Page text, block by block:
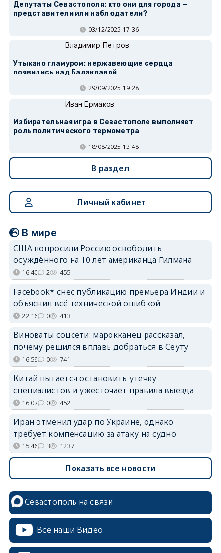
Депутаты Севастополя: кто они для города —
представители или наблюдатели?
03/12/2025 17:36
Владимир Петров
Утыкано гламуром: нержавеющие сердца
появились над Балаклавой
29/09/2025 19:28
Иван Ермаков
Избирательная игра в Севастополе выполняет
роль политического термометра
18/08/2025 13:48
В раздел
Личный кабинет
В мире
США попросили Россию освободить
осуждённого на 10 лет американца Гилмана
16:40 2 455
Facebook* снёс публикацию премьера Индии и
объяснил всё технической ошибкой
22:16 0 413
Виноваты соцсети: марокканец рассказал,
почему решился вплавь добраться в Сеуту
16:59 0 741
Китай пытается остановить утечку
специалистов и ужесточает правила выезда
16:07 0 452
Иран отменил удар по Украине, однако
требует компенсацию за атаку на судно
15:46 3 1237
Показать все новости
Севастополь на связи
Все наши Видео